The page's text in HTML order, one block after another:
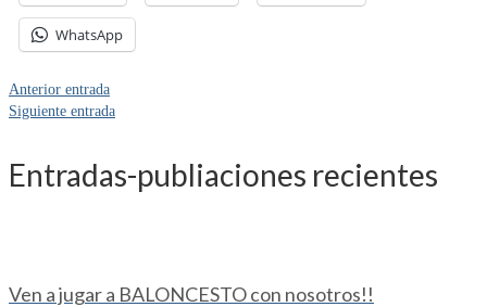
WhatsApp
Anterior entrada
Siguiente entrada
Entradas-publiaciones recientes
Ven a jugar a BALONCESTO con nosotros!!